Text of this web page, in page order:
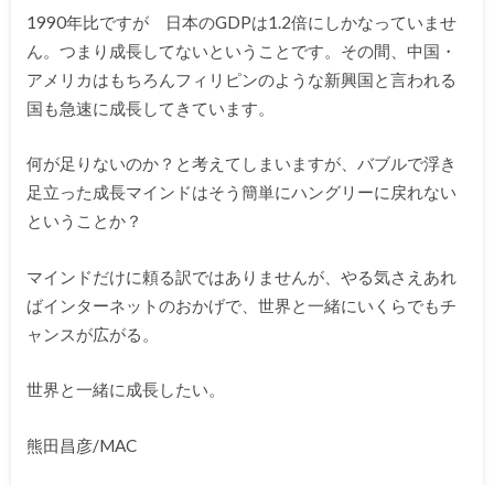
1990年比ですが 日本のGDPは1.2倍にしかなっていませ
ん。つまり成長してないということです。その間、中国・
アメリカはもちろんフィリピンのような新興国と言われる
国も急速に成長してきています。
何が足りないのか？と考えてしまいますが、バブルで浮き
足立った成長マインドはそう簡単にハングリーに戻れない
ということか？
マインドだけに頼る訳ではありませんが、やる気さえあれ
ばインターネットのおかげで、世界と一緒にいくらでもチ
ャンスが広がる。
世界と一緒に成長したい。
熊田昌彦/MAC